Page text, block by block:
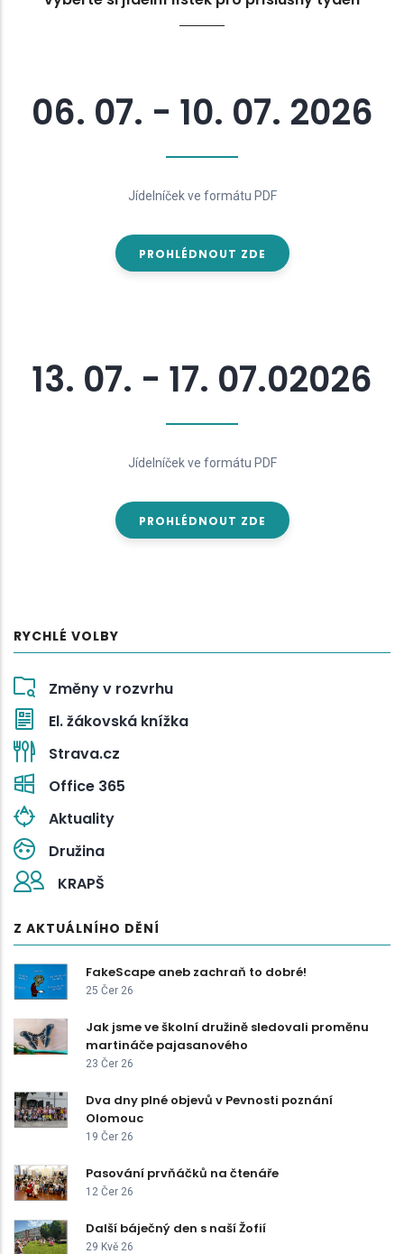
06. 07. - 10. 07. 2026
Jídelníček ve formátu PDF
PROHLÉDNOUT ZDE
13. 07. - 17. 07.02026
Jídelníček ve formátu PDF
PROHLÉDNOUT ZDE
RYCHLÉ VOLBY
Změny v rozvrhu
El. žákovská knížka
Strava.cz
Office 365
Aktuality
Družina
KRAPŠ
Z AKTUÁLNÍHO DĚNÍ
FakeScape aneb zachraň to dobré!
25 Čer 26
Jak jsme ve školní družině sledovali proměnu
martináče pajasanového
23 Čer 26
Dva dny plné objevů v Pevnosti poznání
Olomouc
19 Čer 26
Pasování prvňáčků na čtenáře
12 Čer 26
Další báječný den s naší Žofií
29 Kvě 26